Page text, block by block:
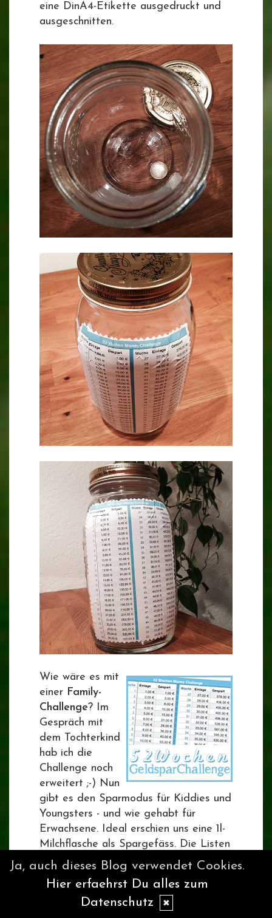
eine DinA4-Etikette ausgedruckt und
ausgeschnitten.
Wie wäre es mit
einer Family-
Challenge? Im
Gespräch mit
dem Tochterkind
hab ich die
Challenge noch
erweitert ;-) Nun
gibt es den Sparmodus für Kiddies und
Youngsters - und wie gehabt für
Erwachsene. Ideal erschien uns eine 1l-
Milchflasche als Spargefäss. Die Listen
lassen sich sehr gut darauf befestigen.
Downloads als PDF:
(gespart werden 13,78 Euro)
Ja, auch dieses Blog verwendet Cookies.
Hier erfaehrst Du alles zum
Datenschutz
✖